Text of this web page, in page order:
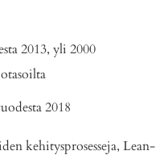
2013, yli 2000
2018
kehitysprosesseja, Lean-